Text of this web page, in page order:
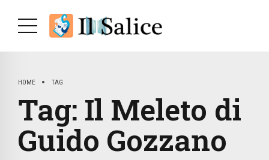
HOME TAG
Tag: Il Meleto di
Guido Gozzano